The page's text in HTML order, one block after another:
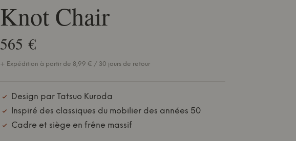
Knot Chair
565 €
+ Expédition à partir de 8,99 € / 30 jours de retour
Design par Tatsuo Kuroda
Inspiré des classiques du mobilier des années 50
Cadre et siège en frêne massif